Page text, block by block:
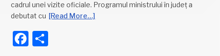
cadrul unei vizite oficiale. Programul ministrului în județ a
debutat cu [Read More…]
Facebook